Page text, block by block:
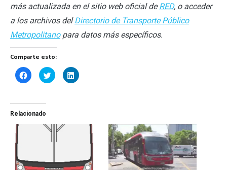
más actualizada en el sitio web oficial deRED, o acceder
a los archivos delDirectorio de Transporte Público
Metropolitanopara datos más específicos.
Comparte esto:
Haz
clic
Facebook
abre
ventana
Haz
clic
en
una
ventana
nueva)
Haz
clic
ventana
Relacionado